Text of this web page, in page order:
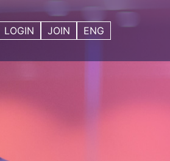
LOGIN JOIN ENG